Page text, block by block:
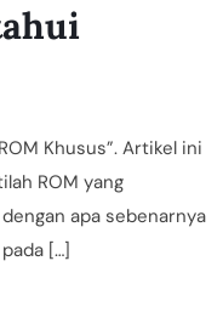
Khusus”. Artikel ini
ROM yang
apa sebenarnya
[…]